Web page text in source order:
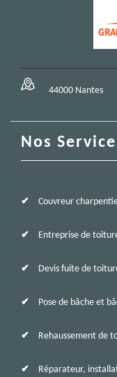
44000 Nantes
Nos
Couvreur
Entreprise de
Devis fuite de
Pose de bâche et
Rehaussement de
Réparateur,